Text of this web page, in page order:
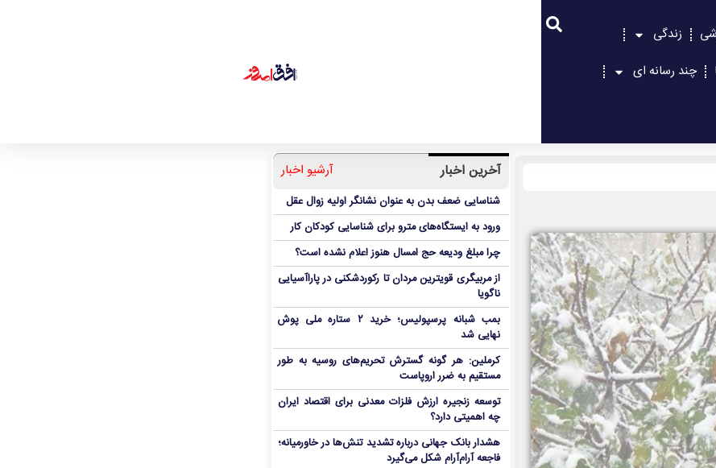
زندگی
چند رسانه ای
آخرین اخبار آرشیو اخبار
شناسایی ضعف بدن به عنوان نشانگر اولیه زوال عقل
ورود به ایستگاه‌های مترو برای شناسایی کودکان کار
چرا مبلغ ودیعه حج امسال هنوز اعلام نشده است؟
از مربیگری قویترین مردان تا رکوردشکنی در پاراآسیایی
ناگویا
بمب شبانه پرسپولیس؛ خرید ۲ ستاره ملی پوش
نهایی شد
کرملین: هر گونه گسترش تحریم‌های روسیه به طور
مستقیم به ضرر اروپاست
توسعه زنجیره ارزش فلزات معدنی برای اقتصاد ایران
چه اهمیتی دارد؟
هشدار بانک جهانی درباره تشدید تنش‌ها در خاورمیانه؛
فاجعه آرام‌آرام شکل می‌گیرد